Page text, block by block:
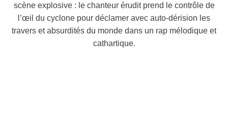
scène explosive : le chanteur érudit prend le contrôle de
l’œil du cyclone pour déclamer avec auto-dérision les
travers et absurdités du monde dans un rap mélodique et
cathartique.